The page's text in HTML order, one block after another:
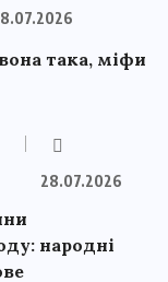
така, міфи
28.07.2026
народні